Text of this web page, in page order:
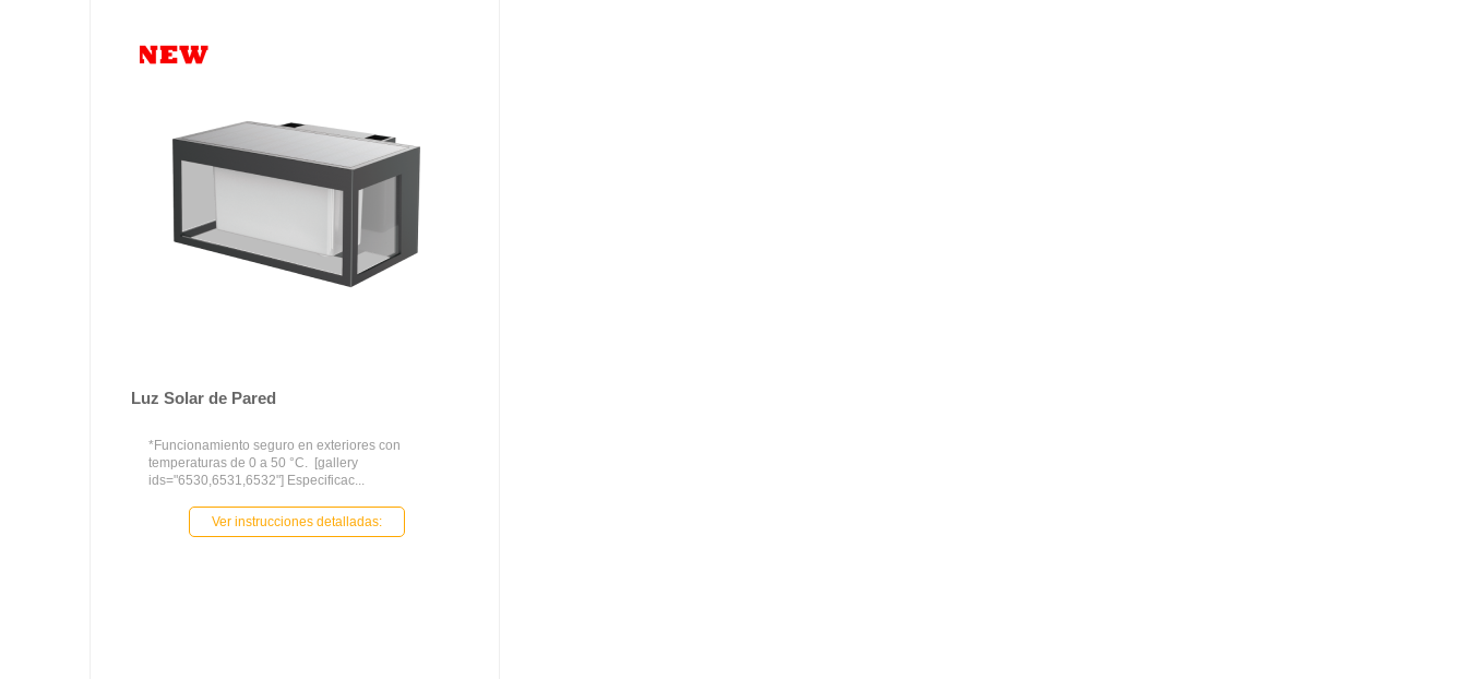
Luz Solar de Pared
*Funcionamiento seguro en exteriores con
temperaturas de 0 a 50 °C. [gallery
ids="6530,6531,6532"] Especificac...
Ver instrucciones detalladas: